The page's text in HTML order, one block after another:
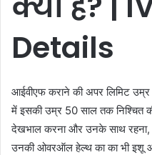
Details
आईवीएफ कराने की अपर लिमिट
में इसकी उम्र 50 साल तक निश्चित
देखभाल करना और उनके साथ
उनकी ओवरऑल हेल्थ का का भी इशू